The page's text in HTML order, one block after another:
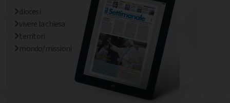
diocesi
vivere la chiesa
territori
mondo/missioni